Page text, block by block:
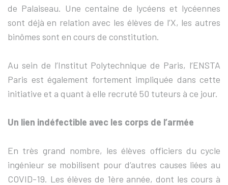
de Palaiseau. Une centaine de lycéens et lycéennes
sont déjà en relation avec les élèves de l’X, les autres
binômes sont en cours de constitution.
Au sein de l’Institut Polytechnique de Paris, l’ENSTA
Paris est également fortement impliquée dans cette
initiative et a quant à elle recruté 50 tuteurs à ce jour.
Un lien indéfectible avec les corps de l’armée
En très grand nombre, les élèves officiers du cycle
ingénieur se mobilisent pour d’autres causes liées au
COVID-19. Les élèves de 1ère année, dont les cours à